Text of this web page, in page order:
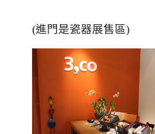
(進門是瓷器展售區)